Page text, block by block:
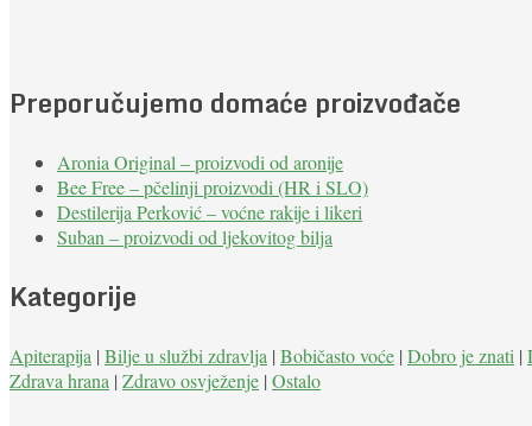
Preporučujemo domaće proizvođače
Aronia Original – proizvodi od aronije
Bee Free – pčelinji proizvodi (HR i SLO)
Destilerija Perković – voćne rakije i likeri
Suban – proizvodi od ljekovitog bilja
Kategorije
Apiterapija | Bilje u službi zdravlja | Bobičasto voće | Dobro je znati |
Zdrava hrana | Zdravo osvježenje | Ostalo